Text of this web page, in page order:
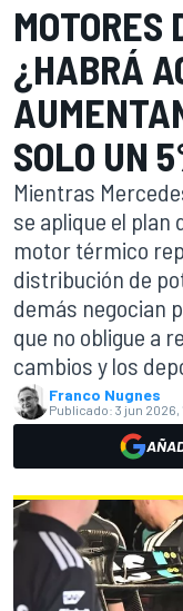
MOTORES
¿HABRÁ
SOLO UN
Mientras
se aplique el plan
motor térmico
distribución de
demás negocian
que no obligue a
cambios y los
Franco Nugnes
Publicado: 3 jun 2026,